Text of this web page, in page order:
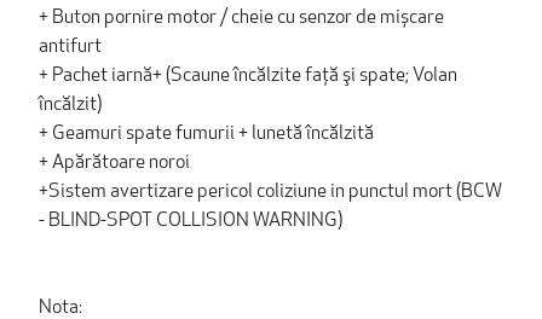
+ Buton pornire motor / cheie cu senzor de mișcare
antifurt
+ Pachet iarnă+ (Scaune încălzite faţă şi spate; Volan
încălzit)
+ Geamuri spate fumurii + lunetă încălzită
+ Apărătoare noroi
+Sistem avertizare pericol coliziune in punctul mort (BCW
- BLIND-SPOT COLLISION WARNING)
Nota: